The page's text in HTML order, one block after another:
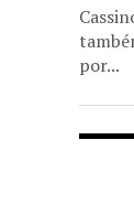
por...